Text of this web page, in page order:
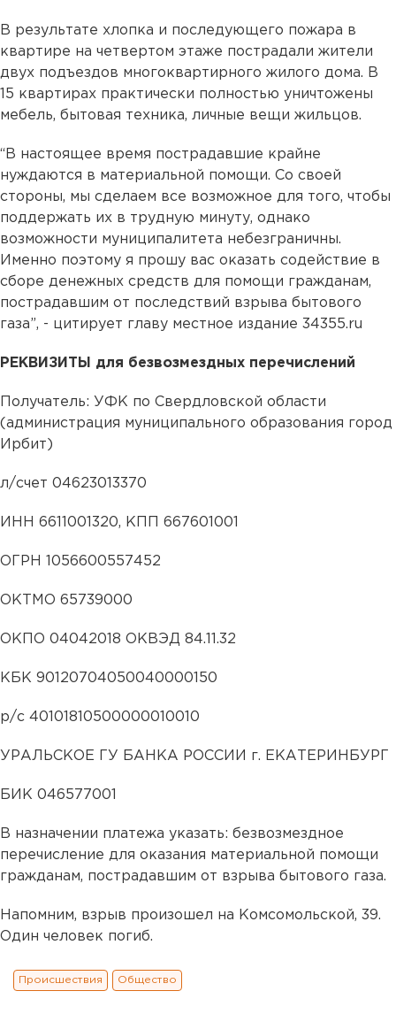
В результате хлопка и последующего пожара в
квартире на четвертом этаже пострадали жители
двух подъездов многоквартирного жилого дома. В
15 квартирах практически полностью уничтожены
мебель, бытовая техника, личные вещи жильцов.
“В настоящее время пострадавшие крайне
нуждаются в материальной помощи. Со своей
стороны, мы сделаем все возможное для того, чтобы
поддержать их в трудную минуту, однако
возможности муниципалитета небезграничны.
Именно поэтому я прошу вас оказать содействие в
сборе денежных средств для помощи гражданам,
пострадавшим от последствий взрыва бытового
газа”, - цитирует главу местное издание 34355.ru
РЕКВИЗИТЫ для безвозмездных перечислений
Получатель: УФК по Свердловской области
(администрация муниципального образования город
Ирбит)
л/счет 04623013370
ИНН 6611001320, КПП 667601001
ОГРН 1056600557452
ОКТМО 65739000
ОКПО 04042018 ОКВЭД 84.11.32
КБК 90120704050040000150
р/с 40101810500000010010
УРАЛЬСКОЕ ГУ БАНКА РОССИИ г. ЕКАТЕРИНБУРГ
БИК 046577001
В назначении платежа указать: безвозмездное
перечисление для оказания материальной помощи
гражданам, пострадавшим от взрыва бытового газа.
Напомним, взрыв произошел на Комсомольской, 39.
Один человек погиб.
Происшествия Общество